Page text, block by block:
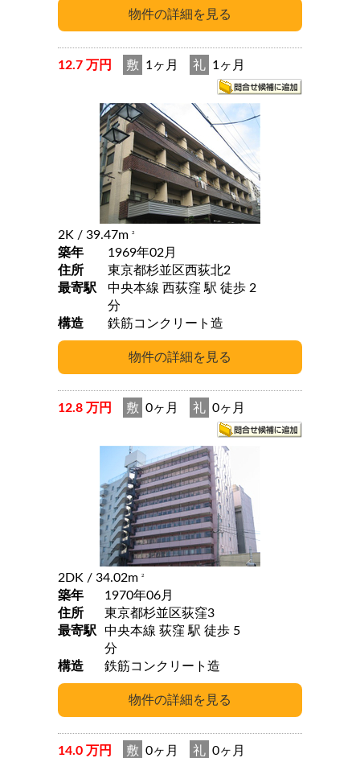
12.7 万円 敷 1ヶ月 礼 1ヶ月
2K / 39.47m 2
築年
1969年02月
住所
東京都杉並区西荻北2
最寄駅
中央本線 西荻窪 駅 徒歩 2
分
構造
鉄筋コンクリート造
12.8 万円 敷 0ヶ月 礼 0ヶ月
2DK / 34.02m 2
築年
1970年06月
住所
東京都杉並区荻窪3
最寄駅
中央本線 荻窪 駅 徒歩 5
分
構造
鉄筋コンクリート造
14.0 万円 敷 0ヶ月 礼 0ヶ月